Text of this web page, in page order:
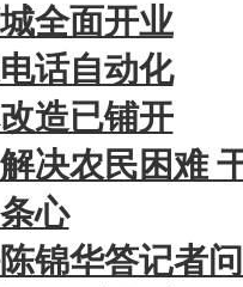
全面开业
话自动化
造已铺开
决农民困难
心
锦华答记者